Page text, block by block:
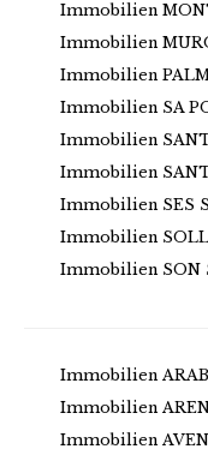
Immobilien
Immobilien
Immobilien
Immobilien SA
Immobilien
Immobilien
Immobilien SES
Immobilien
Immobilien SON
Immobilien
Immobilien
Immobilien